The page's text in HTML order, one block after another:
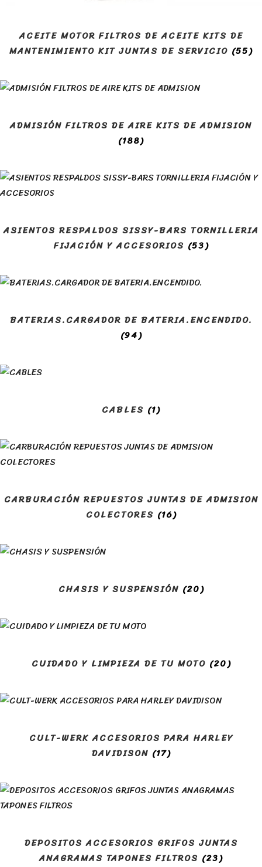
ACEITE MOTOR FILTROS DE ACEITE KITS DE
MANTENIMIENTO KIT JUNTAS DE SERVICIO (55)
ADMISIÓN FILTROS DE AIRE KITS DE ADMISION
(188)
ASIENTOS RESPALDOS SISSY-BARS TORNILLERIA
FIJACIÓN Y ACCESORIOS (53)
BATERIAS.CARGADOR DE BATERIA.ENCENDIDO.
(94)
CABLES (1)
CARBURACIÓN REPUESTOS JUNTAS DE ADMISION
COLECTORES (16)
CHASIS Y SUSPENSIÓN (20)
CUIDADO Y LIMPIEZA DE TU MOTO (20)
CULT-WERK ACCESORIOS PARA HARLEY
DAVIDISON (17)
DEPOSITOS ACCESORIOS GRIFOS JUNTAS
ANAGRAMAS TAPONES FILTROS (23)